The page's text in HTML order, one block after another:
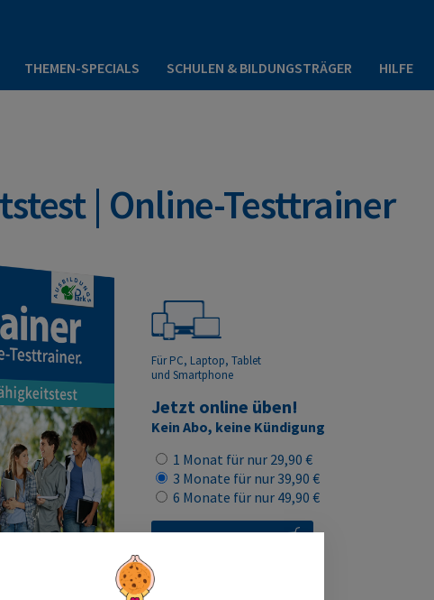
THEMEN-SPECIALS SCHULEN & BILDUNGSTRÄGER HILFE
| Online-Testtrainer
Für PC, Laptop, Tablet
und Smartphone
Jetzt online üben!
Kein Abo, keine Kündigung
1 Monat für nur 29,90 €
3 Monate für nur 39,90 €
6 Monate für nur 49,90 €
Lizenz kaufen